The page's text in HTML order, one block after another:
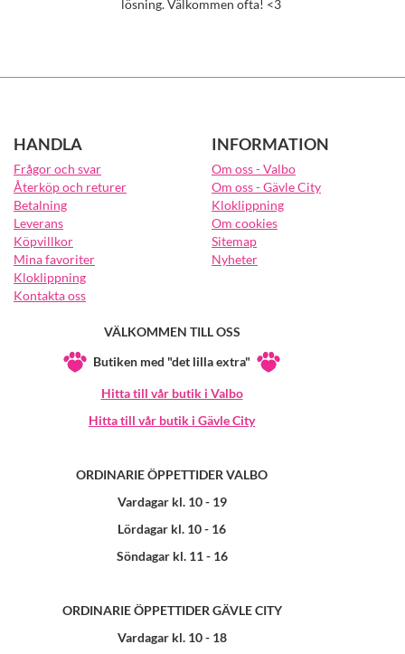
lösning. Välkommen ofta! <3
HANDLA
Frågor och svar
Återköp och returer
Betalning
Leverans
Köpvillkor
Mina favoriter
Kloklippning
Kontakta oss
INFORMATION
Om oss - Valbo
Om oss - Gävle City
Kloklippning
Om cookies
Sitemap
Nyheter
VÄLKOMMEN TILL OSS
Butiken med "det lilla extra"
Hitta till vår butik i Valbo
Hitta till vår butik i Gävle City
ORDINARIE ÖPPETTIDER VALBO
Vardagar kl. 10 - 19
Lördagar kl. 10 - 16
Söndagar kl. 11 - 16
ORDINARIE ÖPPETTIDER GÄVLE CITY
Vardagar kl. 10 - 18